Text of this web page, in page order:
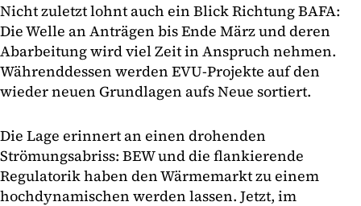
Nicht zuletzt lohnt auch ein Blick Richtung BAFA:
Die Welle an Anträgen bis Ende März und deren
Abarbeitung wird viel Zeit in Anspruch nehmen.
Währenddessen werden EVU-Projekte auf den
wieder neuen Grundlagen aufs Neue sortiert.
Die Lage erinnert an einen drohenden
Strömungsabriss: BEW und die flankierende
Regulatorik haben den Wärmemarkt zu einem
hochdynamischen werden lassen. Jetzt, im